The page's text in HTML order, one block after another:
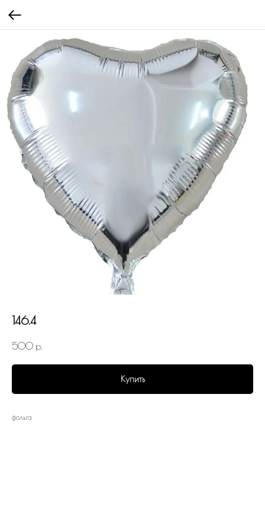
146.4
500 р.
Купить
фольга